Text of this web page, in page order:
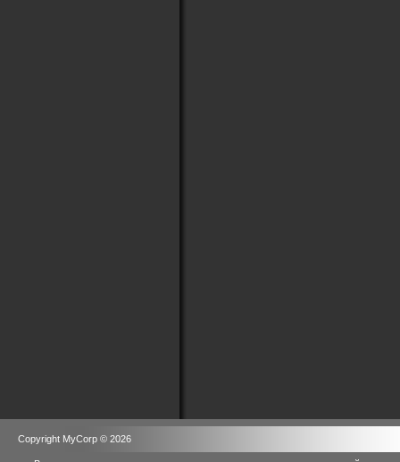
Copyright MyCorp © 2026